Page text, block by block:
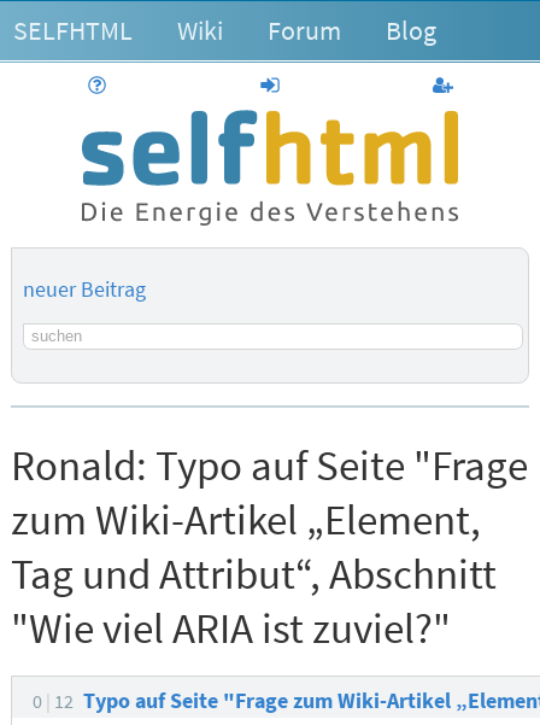
SELFHTML Wiki Forum Blog
anmelden
neuer Beitrag
Suchbegriff
Ronald: Typo auf Seite "Frage
zum Wiki-Artikel „Element,
Tag und Attribut“, Abschnitt
"Wie viel ARIA ist zuviel?"
0 12 Typo auf Seite "Frage zum Wiki-Artikel